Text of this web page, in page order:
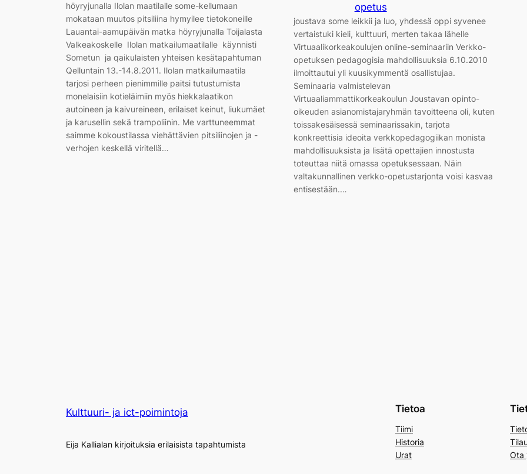
höyryjunalla Ilolan maatilalle some-kellumaan
mokataan muutos pitsiliina hymyilee tietokoneille
Lauantai-aamupäivän matka höyryjunalla Toijalasta
Valkeakoskelle Ilolan matkailumaatilalle käynnisti
Sometun ja qaikulaisten yhteisen kesätapahtuman
Qelluntain 13.-14.8.2011. Ilolan matkailumaatila
tarjosi perheen pienimmille paitsi tutustumista
monelaisiin kotieläimiin myös hiekkalaatikon
autoineen ja kaivureineen, erilaiset keinut, liukumäet
ja karusellin sekä trampoliinin. Me varttuneemmat
saimme kokoustilassa viehättävien pitsiliinojen ja -
verhojen keskellä viritellä…
opetus
joustava some leikkii ja luo, yhdessä oppi syvenee
vertaistuki kieli, kulttuuri, merten takaa lähelle
Virtuaalikorkeakoulujen online-seminaariin Verkko-
opetuksen pedagogisia mahdollisuuksia 6.10.2010
ilmoittautui yli kuusikymmentä osallistujaa.
Seminaaria valmistelevan
Virtuaaliammattikorkeakoulun Joustavan opinto-
oikeuden asianomistajaryhmän tavoitteena oli, kuten
toissakesäisessä seminaarissakin, tarjota
konkreettisia ideoita verkkopedagogiikan monista
mahdollisuuksista ja lisätä opettajien innostusta
toteuttaa niitä omassa opetuksessaan. Näin
valtakunnallinen verkko-opetustarjonta voisi kasvaa
entisestään.…
Kulttuuri- ja ict-poimintoja
Eija Kallialan kirjoituksia erilaisista tapahtumista
Tietoa
Tiimi
Historia
Urat
Ota